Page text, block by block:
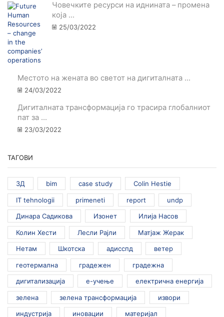
Човечките ресурси на иднината – промена
која ...
25/03/2022
Местото на жената во светот на дигиталната ...
24/03/2022
Дигиталната трансформација го трасира глобалниот
пат за ...
23/03/2022
ТАГОВИ
3Д bim case study Colin Hestie
IT tehnologii primeneti report undp
Динара Садикова Изонет Илија Насов
Колин Хести Лесли Рајли Матјаж Жерак
Нетам Шкотска адисспд ветер
геотермална градежен градежна
дигитализација е-учење електрична енергија
зелена зелена трансформација извори
индустрија иновации материјал